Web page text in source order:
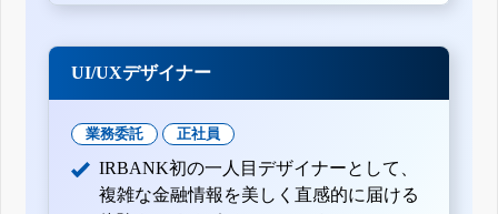
UI/UXデザイナー
業務委託 正社員
IRBANK初の一人目デザイナーとして、
複雑な金融情報を美しく直感的に届ける